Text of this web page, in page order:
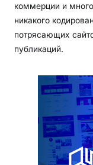
коммерции и
никакого
потрясающих
публикаций.